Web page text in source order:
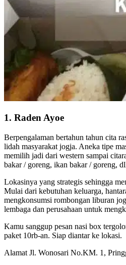
1. Raden Ayoe
Berpengalaman bertahun tahun cita
lidah masyarakat jogja. Aneka tipe
memilih jadi dari western sampai
bakar / goreng, ikan bakar / goreng,
Lokasinya yang strategis sehingga
Mulai dari kebutuhan keluarga,
mengkonsumsi rombongan liburan
lembaga dan perusahaan untuk
Kamu sanggup pesan nasi box
paket 10rb-an. Siap diantar ke lokasi.
Alamat Jl. Wonosari No.KM. 1,